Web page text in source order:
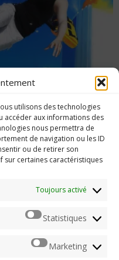
utilisons des technologies
accéder aux informations des
nous permettra de
de navigation ou les ID
ou de retirer son
sur certaines caractéristiques
Toujours activé
Statistiques
Marketing
de vrai
du jeu vidéo. Toute
autorisation préalable